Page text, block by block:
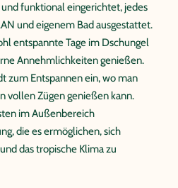
funktional eingerichtet, jedes
und eigenem Bad ausgestattet.
entspannte Tage im Dschungel
Annehmlichkeiten genießen.
zum Entspannen ein, wo man
vollen Zügen genießen kann.
im Außenbereich
die es ermöglichen, sich
das tropische Klima zu